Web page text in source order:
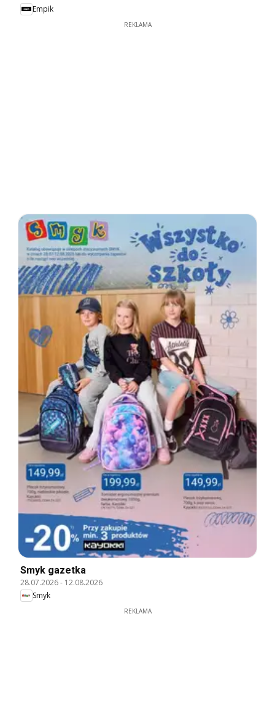
Empik
REKLAMA
Smyk gazetka
28.07.2026- 12.08.2026
Smyk
REKLAMA